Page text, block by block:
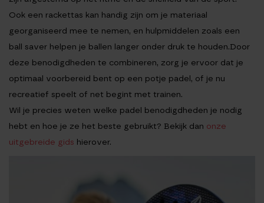
Ook een rackettas kan handig zijn om je materiaal
georganiseerd mee te nemen, en hulpmiddelen zoals een
ball saver helpen je ballen langer onder druk te houden.Door
deze benodigdheden te combineren, zorg je ervoor dat je
optimaal voorbereid bent op een potje padel, of je nu
recreatief speelt of net begint met trainen.
Wil je precies weten welke padel benodigdheden je nodig
hebt en hoe je ze het beste gebruikt? Bekijk dan onze
uitgebreide gids hierover.